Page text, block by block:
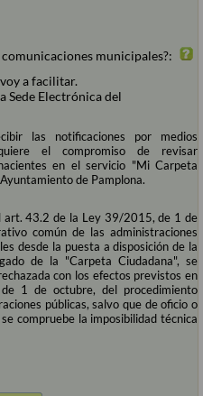
municipales?:
a facilitar.
Sede Electrónica del
las notificaciones por medios
el compromiso de revisar
en el servicio "Mi Carpeta
de Pamplona.
art. 43.2 de la Ley 39/2015, de 1 de
común de las administraciones
desde la puesta a disposición de la
de la "Carpeta Ciudadana", se
con los efectos previstos en
1 de octubre, del procedimiento
públicas, salvo que de oficio o
compruebe la imposibilidad técnica